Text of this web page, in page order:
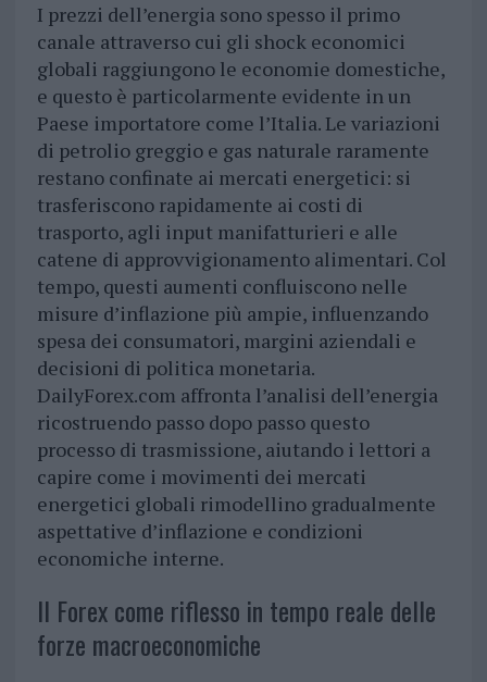
I prezzi dell’energia sono spesso il primo
canale attraverso cui gli shock economici
globali raggiungono le economie domestiche,
e questo è particolarmente evidente in un
Paese importatore come l’Italia. Le variazioni
di petrolio greggio e gas naturale raramente
restano confinate ai mercati energetici: si
trasferiscono rapidamente ai costi di
trasporto, agli input manifatturieri e alle
catene di approvvigionamento alimentari. Col
tempo, questi aumenti confluiscono nelle
misure d’inflazione più ampie, influenzando
spesa dei consumatori, margini aziendali e
decisioni di politica monetaria.
DailyForex.com affronta l’analisi dell’energia
ricostruendo passo dopo passo questo
processo di trasmissione, aiutando i lettori a
capire come i movimenti dei mercati
energetici globali rimodellino gradualmente
aspettative d’inflazione e condizioni
economiche interne.
Il Forex come riflesso in tempo reale delle
forze macroeconomiche